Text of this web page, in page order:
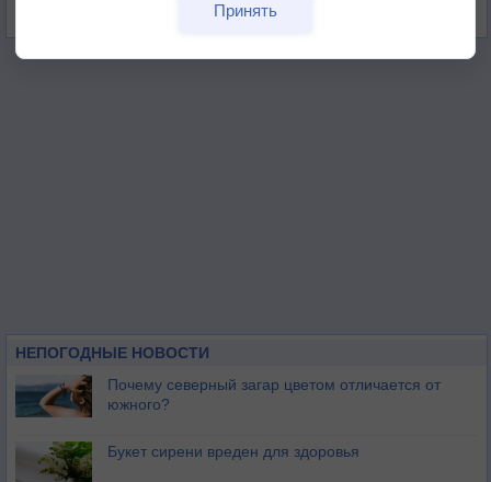
НЕПОГОДНЫЕ НОВОСТИ
Почему северный загар цветом отличается от
южного?
Букет сирени вреден для здоровья
Принять